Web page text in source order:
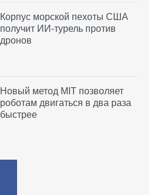
Корпус морской пехоты США
получит ИИ-турель против
дронов
Новый метод MIT позволяет
роботам двигаться в два раза
быстрее